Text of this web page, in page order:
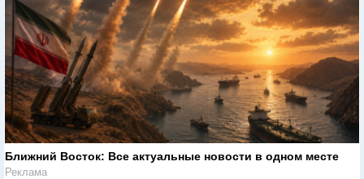
Ближний Восток: Все актуальные новости в одном месте
Реклама